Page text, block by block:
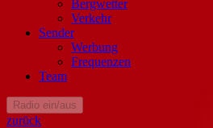
Bergwetter
Verkehr
Sender
Werbung
Frequenzen
Team
Radio ein/aus
zurück